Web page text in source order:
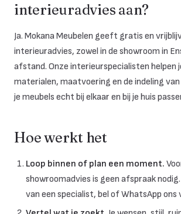
interieuradvies aan?
Ja. Mokana Meubelen geeft gratis en
interieuradvies, zowel in de showroom in
afstand. Onze interieurspecialisten helpen
materialen, maatvoering en de indeling
je meubels echt bij elkaar en bij je huis
Hoe werkt het
Loop binnen of plan een moment.
showroomadvies is geen afspraak
van een specialist, bel of WhatsApp ons